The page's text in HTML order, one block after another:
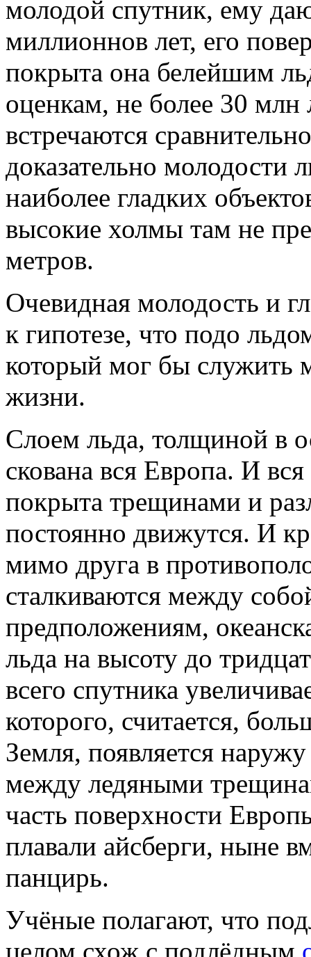
молодой спутник, ему
миллионнов лет, его
покрыта она белейшим
оценкам, не более 30 млн
встречаются
доказательно молодости
наиболее гладких
высокие холмы там не
метров.
Очевидная молодость и
к гипотезе, что подо
который мог бы служить
жизни.
Слоем льда, толщиной в
скована вся Европа. И
покрыта трещинами и
постоянно движутся. И
мимо друга в
сталкиваются между
предположениям,
льда на высоту до
всего спутника
которого, считается,
Земля, появляется
между ледяными
часть поверхности
плавали айсберги, ныне
панцирь.
Учёные полагают, что
целом схож с подлёдным